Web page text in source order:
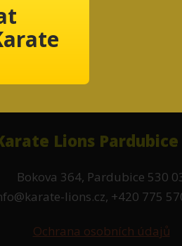
Lions Pardubice
Bokova 364, Pardubice 530
lions.cz, +420 775
Ochrana osobních údajů